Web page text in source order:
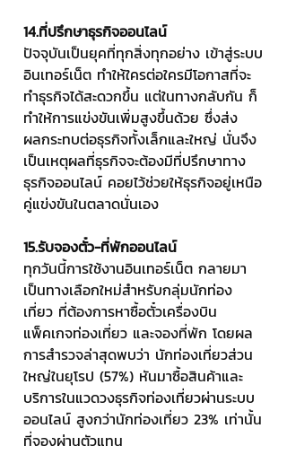
14.ที่ปรึกษาธุรกิจออนไลน์
ปัจจุบันเป็นยุคที่ทุกสิ่งทุกอย่าง เข้าสู่ระบบ
อินเทอร์เน็ต ทำให้ใครต่อใครมีโอกาสที่จะ
ทำธุรกิจได้สะดวกขึ้น แต่ในทางกลับกัน ก็
ทำให้การแข่งขันเพิ่มสูงขึ้นด้วย ซึ่งส่ง
ผลกระทบต่อธุรกิจทั้งเล็กและใหญ่ นั่นจึง
เป็นเหตุผลที่ธุรกิจจะต้องมีที่ปรึกษาทาง
ธุรกิจออนไลน์ คอยไว้ช่วยให้ธุรกิจอยู่เหนือ
คู่แข่งขันในตลาดนั่นเอง
15.รับจองตั๋ว-ที่พักออนไลน์
ทุกวันนี้การใช้งานอินเทอร์เน็ต กลายมา
เป็นทางเลือกใหม่สำหรับกลุ่มนักท่อง
เที่ยว ที่ต้องการหาซื้อตั๋วเครื่องบิน
แพ็คเกจท่องเที่ยว และจองที่พัก โดยผล
การสำรวจล่าสุดพบว่า นักท่องเที่ยวส่วน
ใหญ่ในยุโรป (57%) หันมาซื้อสินค้าและ
บริการในแวดวงธุรกิจท่องเที่ยวผ่านระบบ
ออนไลน์ สูงกว่านักท่องเที่ยว 23% เท่านั้น
ที่จองผ่านตัวแทน